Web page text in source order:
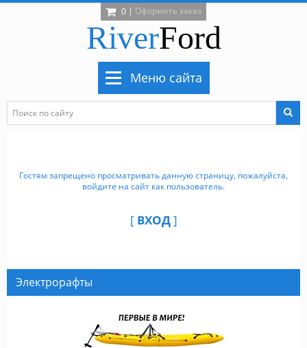
0 | Оформить заказ
RiverFord
Меню сайта
Гостям запрещено просматривать данную страницу, пожалуйста,
войдите на сайт как пользователь.
[ ВХОД]
Электрорафты